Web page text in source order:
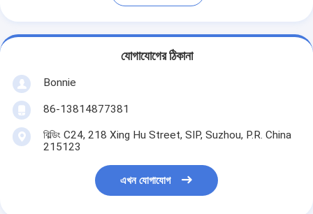
যোগাযোগের ঠিকানা
Bonnie
86-13814877381
বিল্ডিং C24, 218 Xing Hu Street, SIP, Suzhou, P.R. China
215123
এখন যোগাযোগ